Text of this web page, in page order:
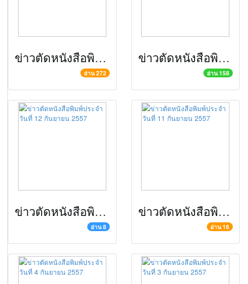
ข่าวตัดหนังสือพิมพ์ประจำวันที่ 18 กันยายน 2557
อ่าน 272
ข่าวตัดหนังสือพิมพ์ประจำวันที่ 17 กันยายน 2557
อ่าน 158
ข่าวตัดหนังสือพิมพ์ประจำวันที่ 12 กันยายน 2557
อ่าน 8
ข่าวตัดหนังสือพิมพ์ประจำวันที่ 11 กันยายน 2557
อ่าน 16